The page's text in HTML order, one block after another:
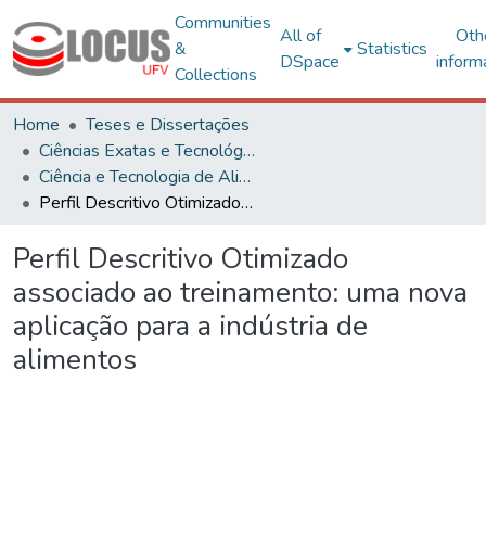
Communities
&
Collections
All of
DSpace
Statistics
Home
Teses e Dissertações
Ciências Exatas e Tecnológicas
Ciência e Tecnologia de Alimentos
Perfil Descritivo Otimizado associado ao treinamento: uma nova aplicação para a indústria de alimentos
Perfil Descritivo Otimizado
associado ao treinamento: uma nova
aplicação para a indústria de
alimentos